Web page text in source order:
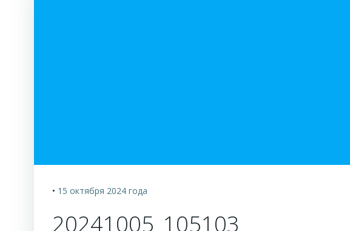
• 15 октября 2024 года
20241005_105103